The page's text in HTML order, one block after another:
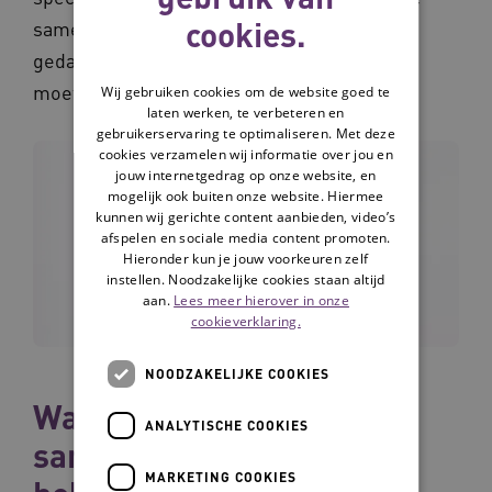
samenwerkingsafspraken? Met steeds in
gedachten dat de kwaliteit van leven leidend
moet zijn en de kwaliteit van zorg op orde.’
Waarom is goed
samenwerken zo
cookies.
Wij gebruiken cookies om de website goed te
laten werken, te verbeteren en
gebruikerservaring te optimaliseren. Met deze
cookies verzamelen wij informatie over jou en
jouw internetgedrag op onze website, en
mogelijk ook buiten onze website. Hiermee
kunnen wij gerichte content aanbieden, video’s
afspelen en sociale media content promoten.
Hieronder kun je jouw voorkeuren zelf
instellen. Noodzakelijke cookies staan altijd
aan. Lees meer hierover in onze
cookieverklaring.
NOODZAKELIJKE COOKIES
ANALYTISCHE COOKIES
MARKETING COOKIES